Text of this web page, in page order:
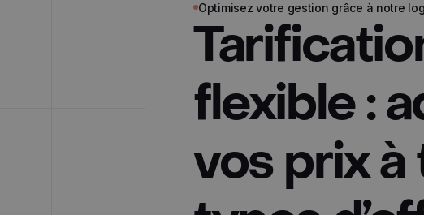
Optimisez votre gestion grâce à notre
flexible :
vos prix à